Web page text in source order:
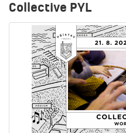
Collective PYL